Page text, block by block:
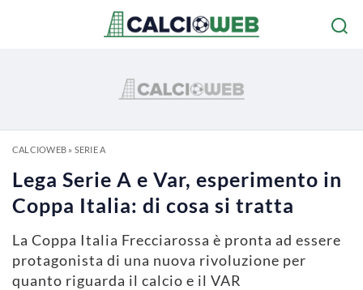
CALCIOWEB» SERIE A
Lega Serie A e Var, esperimento in
Coppa Italia: di cosa si tratta
La Coppa Italia Frecciarossa è pronta ad essere
protagonista di una nuova rivoluzione per
quanto riguarda il calcio e il VAR